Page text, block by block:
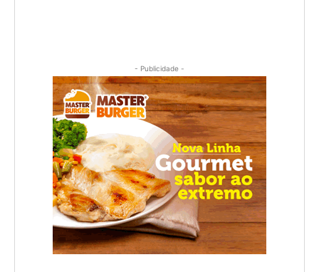
- Publicidade -